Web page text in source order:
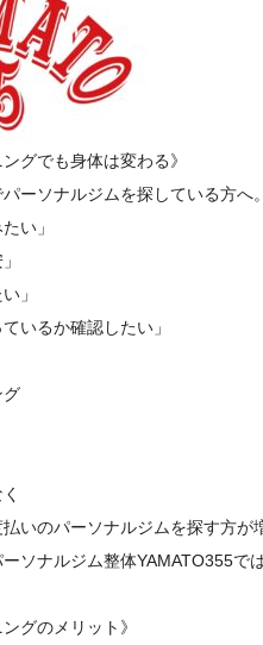
グでも身体は変わる》
ーソナルジムを探している方へ。
い」
」
いるか確認したい」
グ
いのパーソナルジムを探す方が
ソナルジム整体YAMATO355
グのメリット》